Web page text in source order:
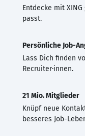
Entdecke mit
passt.
Persönliche Job-
Lass Dich finden
Recruiter·innen.
21 Mio. Mitglieder
Knüpf neue
besseres Job-